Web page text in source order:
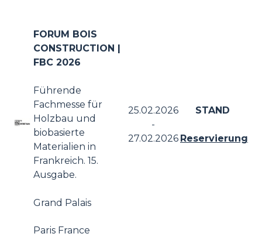
FORUM BOIS
CONSTRUCTION |
FBC 2026
Führende
Fachmesse für
Holzbau und
biobasierte
Materialien in
Frankreich. 15.
Ausgabe.
Grand Palais
Paris France
25.02.2026
-
27.02.2026
STAND
Reservierung